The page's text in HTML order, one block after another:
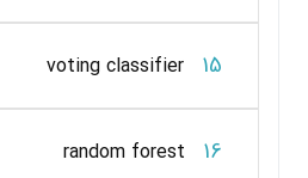
15
voting classifier
16
random forest